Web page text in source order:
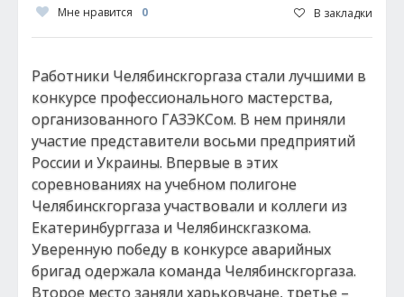
Мне нравится 0 В закладки
Работники Челябинскгоргаза стали лучшими в
конкурсе профессионального мастерства,
организованного ГАЗЭКСом. В нем приняли
участие представители восьми предприятий
России и Украины. Впервые в этих
соревнованиях на учебном полигоне
Челябинскгоргаза участвовали и коллеги из
Екатеринбурггаза и Челябинскгазкома.
Уверенную победу в конкурсе аварийных
бригад одержала команда Челябинскгоргаза.
Второе место заняли харьковчане, третье –